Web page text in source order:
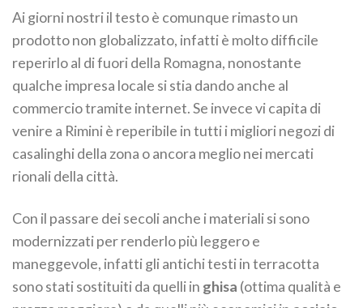
Ai giorni nostri il testo è comunque rimasto un
prodotto non globalizzato, infatti è molto difficile
reperirlo al di fuori della Romagna, nonostante
qualche impresa locale si stia dando anche al
commercio tramite internet. Se invece vi capita di
venire a Rimini è reperibile in tutti i migliori negozi di
casalinghi della zona o ancora meglio nei mercati
rionali della città.
Con il passare dei secoli anche i materiali si sono
modernizzati per renderlo più leggero e
maneggevole, infatti gli antichi testi in terracotta
sono stati sostituiti da quelli in ghisa (ottima qualità e